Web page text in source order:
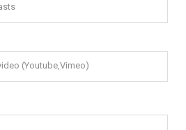
(Youtube,Vimeo)
06 , 2026